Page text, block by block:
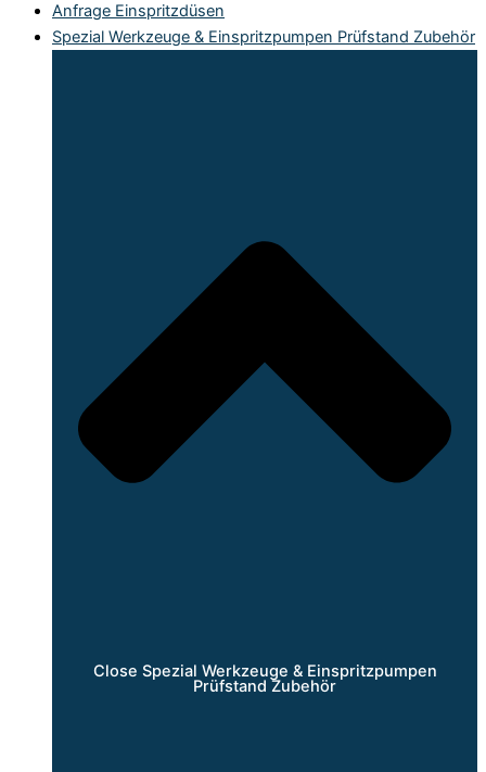
Anfrage Einspritzdüsen
Spezial Werkzeuge & Einspritzpumpen Prüfstand Zubehör
Close Spezial Werkzeuge & Einspritzpumpen
Prüfstand Zubehör